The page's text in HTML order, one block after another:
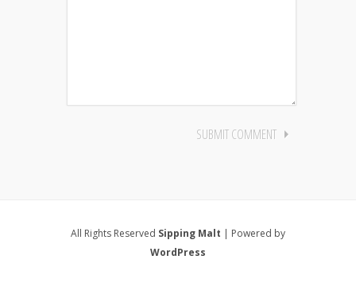
All Rights Reserved Sipping Malt | Powered by
WordPress